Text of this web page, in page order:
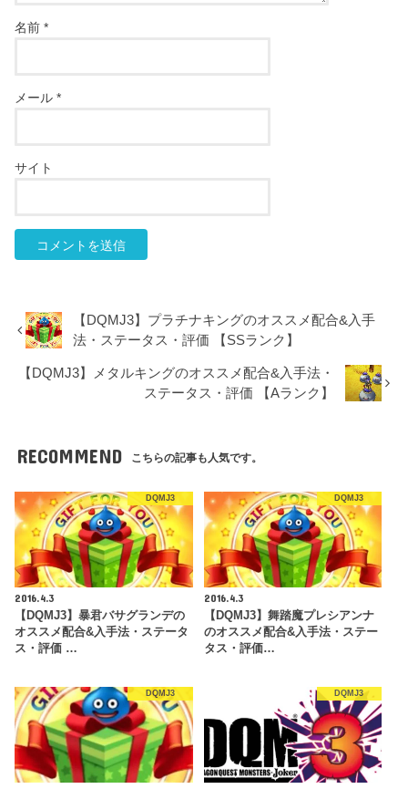
名前*
メール*
サイト
【DQMJ3】プラチナキングのオススメ配合&入手
法・ステータス・評価 【SSランク】
【DQMJ3】メタルキングのオススメ配合&入手法・
ステータス・評価 【Aランク】
RECOMMEND こちらの記事も人気です。
DQMJ3
2016.4.3
【DQMJ3】暴君バサグランデの
オススメ配合&入手法・ステータ
ス・評価 …
DQMJ3
2016.4.3
【DQMJ3】舞踏魔プレシアンナ
のオススメ配合&入手法・ステー
タス・評価…
DQMJ3 DQMJ3